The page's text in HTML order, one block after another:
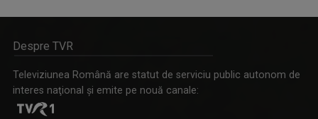
SEBESI KAREN ATTILA
Realizează şi prezintă emisiuni atât la TVR ...
Despre TVR
Televiziunea Română are statut de serviciu public autonom de
interes naţional şi emite pe nouă canale: